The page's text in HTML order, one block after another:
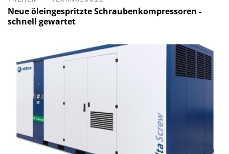
Neue öleingespritzte Schraubenkompressoren -
schnell gewartet